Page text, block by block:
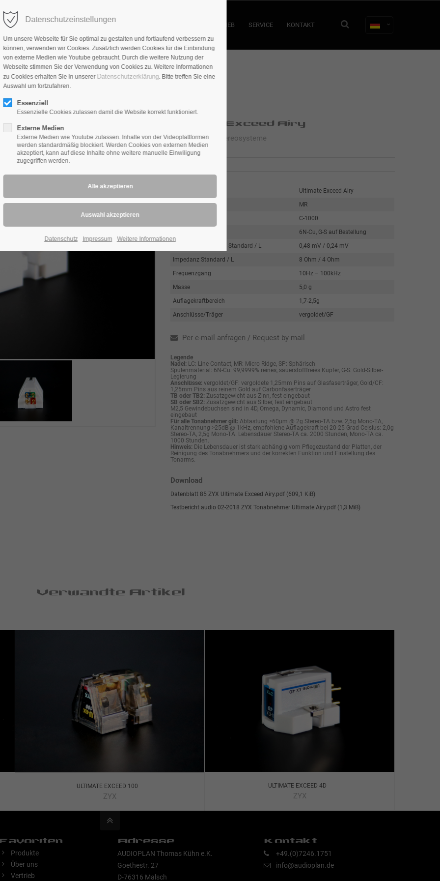
PRODUKTE VERTRIEB SERVICE KONTAKT
Ultimate Exceed Airy
Tonabnehmer Stereosysteme
Ultimate Exceed Airy
Nadel
MR
C-1000
6N-Cu, G-S auf Bestellung
Ausgangsspannung Standard / L
0,48 mV / 0,24 mV
Impedanz Standard / L
8 Ohm / 4 Ohm
Frequenzgang
10Hz – 100kHz
Masse
5,0 g
Auflagekraftbereich
1,7-2,5g
Anschlüsse/Träger
vergoldet/GF
Per e-mail anfragen / Request by mail
Legende
Nadel: LC: Line Contact, MR: Micro Ridge, SP: Sphärisch
Spulenmaterial: 6N-Cu: 99,9999% reines, sauerstofffreies Kupfer, G-S: Gold-Silber-
Legierung
Anschlüsse: vergoldet/GF: vergoldete 1,25mm Pins auf Glasfaserträger, Gold/CF:
1,25mm Pins aus reinem Gold auf Carbonfaserträger
TB oder TB2: Zusatzgewicht aus Zinn, fest eingebaut
SB oder SB2: Zusatzgewicht aus Silber, fest eingebaut
M2,5 Gewindebuchsen sind in 4D, Omega, Dynamic, Diamond und Astro fest
eingebaut
Für alle Tonabnehmer gilt: Abtastung >60µm @ 2g Stereo-TA bzw. 2,5g Mono-TA,
Kanaltrennung >25dB @ 1kHz, empfohlene Auflagekraft bei 20-25 Grad Celsius: 2,0g
Stereo-TA, 2,5g Mono-TA. Lebensdauer Stereo-TA ca. 2000 Stunden, Mono-TA ca.
1000 Stunden.
Hinweis: Die Lebensdauer ist stark abhängig vom Pflegezustand der Platten, der
Reinigung des Tonabnehmers und der korrekten Funktion und Einstellung des
Tonarms.
Download
Datenblatt 85 ZYX Ultimate Exceed Airy.pdf (609,1 KiB)
Testbericht audio 02-2018 ZYX Tonabnehmer Ultimate Airy.pdf (1,3 MiB)
Verwandte Artikel
ULTIMATE EXCEED 100
ZYX
ULTIMATE EXCEED 4D
ZYX
Favoriten
Produkte
Über uns
Vertrieb
Adresse
AUDIOPLAN Thomas Kühn e.K.
Goethestr. 27
D-76316 Malsch
Kontakt
+49.(0)7246.1751
info@audioplan.de
Datenschutzeinstellungen
Um unsere Webseite für Sie optimal zu gestalten und fortlaufend verbessern zu
können, verwenden wir Cookies. Zusätzlich werden Cookies für die Einbindung
von externe Medien wie Youtube gebraucht. Durch die weitere Nutzung der
Webseite stimmen Sie der Verwendung von Cookies zu. Weitere Informationen
zu Cookies erhalten Sie in unserer Datenschutzerklärung. Bitte treffen Sie eine
Auswahl um fortzufahren.
Essenziell
Essenzielle Cookies zulassen damit die Website korrekt funktioniert.
Externe Medien
Externe Medien wie Youtube zulassen. Inhalte von der Videoplattformen
werden standardmäßig blockiert. Werden Cookies von externen Medien
akzeptiert, kann auf diese Inhalte ohne weitere manuelle Einwiligung
zugegriffen werden.
Datenschutz Impressum Weitere Informationen